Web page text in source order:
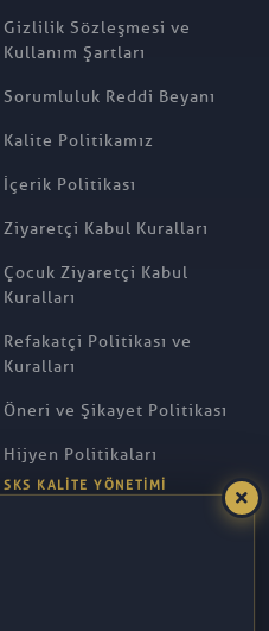
Gizlilik Sözleşmesi ve
Kullanım Şartları
Sorumluluk Reddi Beyanı
Kalite Politikamız
İçerik Politikası
Ziyaretçi Kabul Kuralları
Çocuk Ziyaretçi Kabul
Kuralları
Refakatçi Politikası ve
Kuralları
Öneri ve Şikayet Politikası
Hijyen Politikaları
SKS KALITE YÖNETIMI